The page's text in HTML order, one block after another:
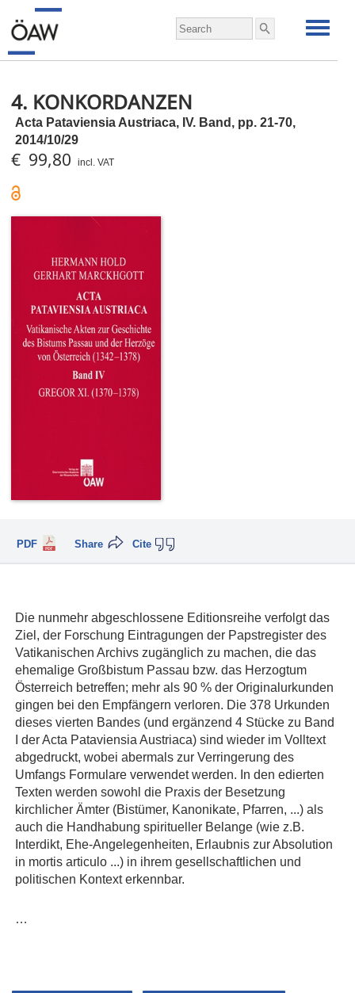
4. KONKORDANZEN
Acta Pataviensia Austriaca, IV. Band, pp. 21-70,
2014/10/29
€ 99,80 incl. VAT
PDF Cite
Share
Die nunmehr abgeschlossene Editionsreihe verfolgt das
Ziel, der Forschung Eintragungen der Papstregister des
Vatikanischen Archivs zugänglich zu machen, die das
ehemalige Großbistum Passau bzw. das Herzogtum
Österreich betreffen; mehr als 90 % der Originalurkunden
gingen bei den Empfängern verloren. Die 378 Urkunden
dieses vierten Bandes (und ergänzend 4 Stücke zu Band
I der Acta ­Pataviensia Austriaca) sind wieder im Volltext
abgedruckt, wobei abermals zur Verringerung des
Umfangs ­Formulare verwendet werden. In den edierten
Texten werden sowohl die Praxis der Besetzung
kirchlicher Ämter (Bistümer, ­Kanonikate, Pfarren, ...) als
auch die Handhabung spiritueller Belange (wie z.B.
Interdikt, Ehe-­Angelegenheiten, Erlaubnis zur Absolution
in mortis articulo ...) in ihrem gesellschaftlichen und
politischen Kontext erkennbar.
…